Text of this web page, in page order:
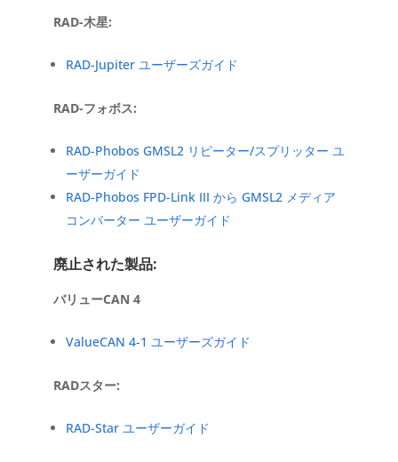
RAD-木星:
RAD-Jupiter ユーザーズガイド
RAD-フォボス:
RAD-Phobos GMSL2 リピーター/スプリッター ユ
ーザーガイド
RAD-Phobos FPD-Link III から GMSL2 メディア
コンバーター ユーザーガイド
廃止された製品:
バリューCAN 4
ValueCAN 4-1 ユーザーズガイド
RADスター:
RAD-Star ユーザーガイド